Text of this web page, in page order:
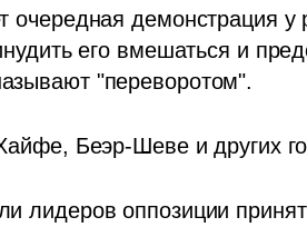
демонстрация у
его вмешаться и
"переворотом".
Беэр-Шеве и других
лидеров оппозиции